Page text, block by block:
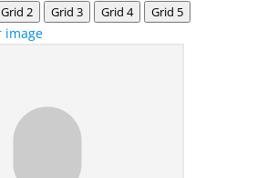
Grid 2 Grid 3 Grid 4 Grid 5